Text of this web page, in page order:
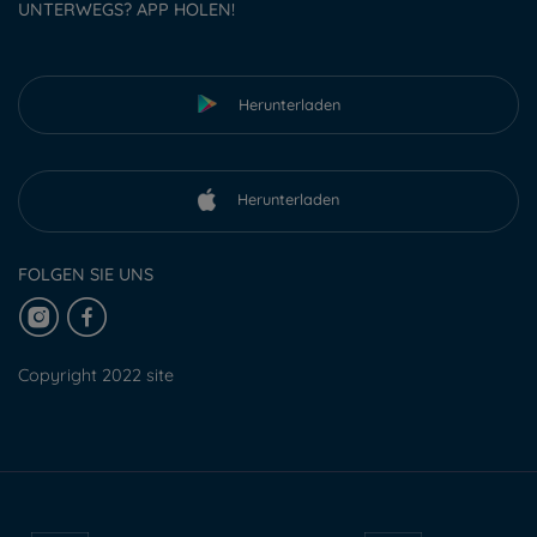
UNTERWEGS? APP HOLEN!
Herunterladen
Herunterladen
FOLGEN SIE UNS
Copyright 2022 site